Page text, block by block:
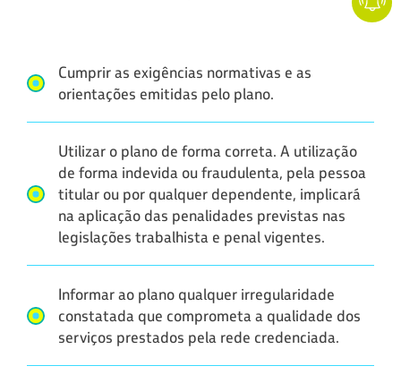
Cumprir as exigências normativas e as
orientações emitidas pelo plano.
Utilizar o plano de forma correta. A utilização
de forma indevida ou fraudulenta, pela pessoa
titular ou por qualquer dependente, implicará
na aplicação das penalidades previstas nas
legislações trabalhista e penal vigentes.
Informar ao plano qualquer irregularidade
constatada que comprometa a qualidade dos
serviços prestados pela rede credenciada.